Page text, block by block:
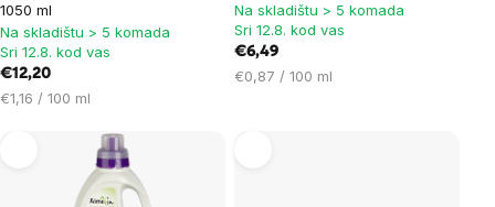
1050 ml
Na skladištu > 5 komada
Sri 12.8. kod vas
€12,20
Cijena
€1,16 / 100 ml
Na skladištu > 5 komada
Sri 12.8. kod vas
€6,49
Cijena
€0,87 / 100 ml